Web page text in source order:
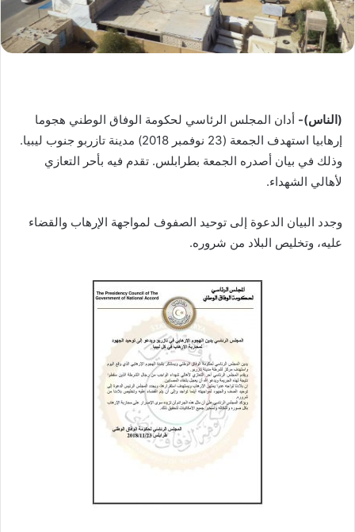
ر
و
(الناس)- أدان المجلس الرئاسي لحكومة الوفاق الوطني هجوما
إرهابيا استهدف الجمعة (23 نوفمبر 2018) مدينة تازربو جنوب ليبيا.
وذلك في بيان أصدره الجمعة بطرابلس. تقدم فيه بأحر التعازي
لأهالي الشهداء.
وجدد البيان الدعوة إلى توحيد الصفوف لمواجهة الإرهاب والقضاء
عليه، وتخليص البلاد من شروره.